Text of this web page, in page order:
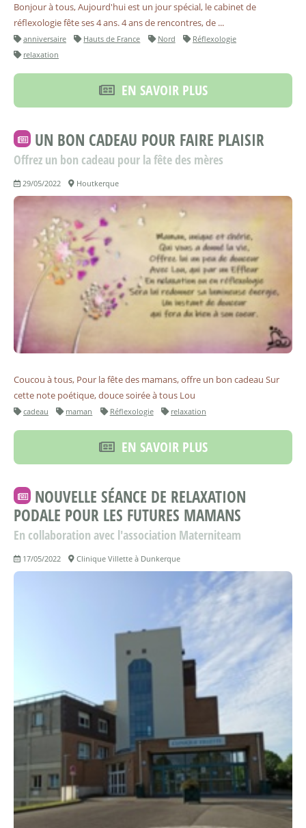
Bonjour à tous, Aujourd'hui est un jour spécial, le cabinet de
réflexologie fête ses 4 ans. 4 ans de rencontres, de ...
anniversaire Hauts de France Nord
Réflexologie
relaxation
EN SAVOIR PLUS
UN BON CADEAU POUR FAIRE PLAISIR
Offrez un bon cadeau pour la fête des mères
29/05/2022 Houtkerque
Coucou à tous, Pour la fête des mamans, offre un bon cadeau Sur
cette note poétique, douce soirée à tous Lou
cadeau maman Réflexologie relaxation
EN SAVOIR PLUS
NOUVELLE SÉANCE DE RELAXATION
PODALE POUR LES FUTURES MAMANS
En collaboration avec l'association Materniteam
17/05/2022 Clinique Villette à Dunkerque